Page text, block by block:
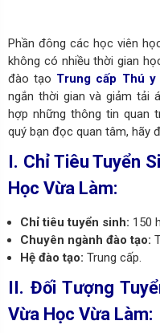
Phần đông các học viên
không có nhiều thời gian
đào tạo Trung cấp Thú y
ngắn thời gian và giảm tải
hợp những thông tin quan
quý bạn đọc quan tâm, hãy
I. Chỉ Tiêu Tuyển
Học Vừa Làm:
Chỉ tiêu tuyển sinh: 150
Chuyên ngành đào tạo:
Hệ đào tạo: Trung cấp.
II. Đối Tượng
Vừa Học Vừa Làm: